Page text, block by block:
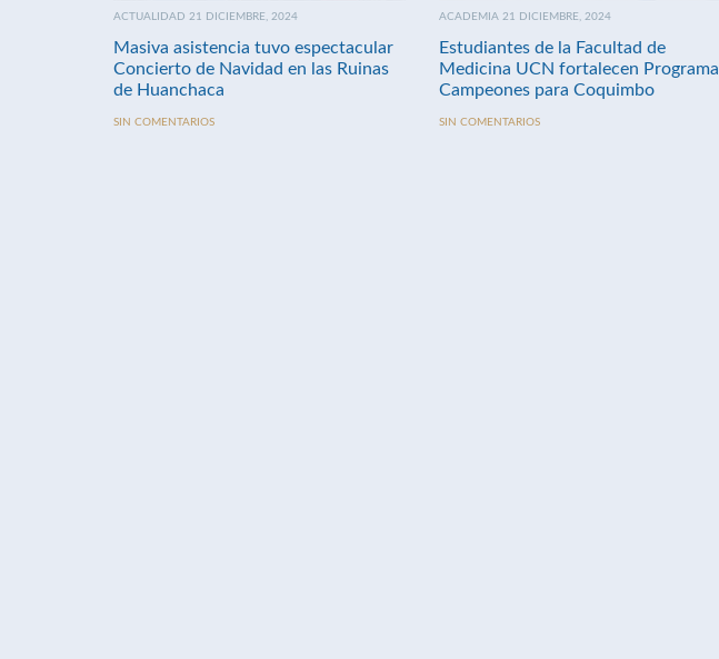
ACTUALIDAD 21 DICIEMBRE, 2024
Masiva asistencia tuvo espectacular
Concierto de Navidad en las Ruinas
de Huanchaca
SIN COMENTARIOS
ACADEMIA 21 DICIEMBRE, 2024
Estudiantes de la Facultad de
Medicina UCN fortalecen Programa
Campeones para Coquimbo
SIN COMENTARIOS